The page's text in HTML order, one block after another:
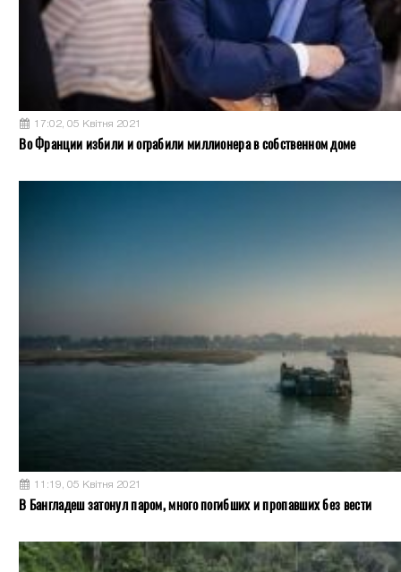
17:02, 05 Квітня 2021
Во Франции избили и ограбили миллионера в собственном доме
11:19, 05 Квітня 2021
В Бангладеш затонул паром, много погибших и пропавших без вести